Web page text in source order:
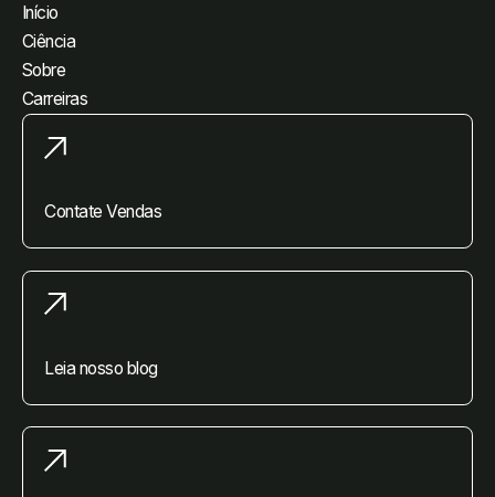
Início
Ciência
Sobre
Carreiras
Contate Vendas
Leia nosso blog